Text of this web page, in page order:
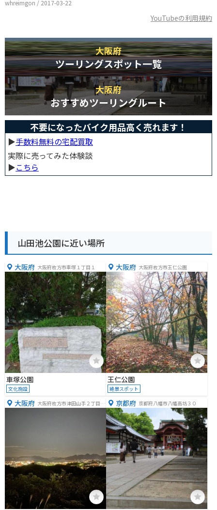
whreimgon / 2017-03-22
YouTubeの利用規約
大阪府
ツーリングスポット一覧
大阪府
おすすめツーリングルート
不要になったバイク用品高く売れます！
▶︎手数料無料の宅配買取
実際に売ってみた体験談
▶︎こちら
山田池公園に近い場所
大阪府 大阪府枚方市車塚１丁目１
車塚公園
文化施設
大阪府 大阪府枚方市王仁公園
王仁公園
絶景スポット
大阪府 大阪府枚方市津田山手２丁目３
京都府 京都府八幡市八幡高坊３０